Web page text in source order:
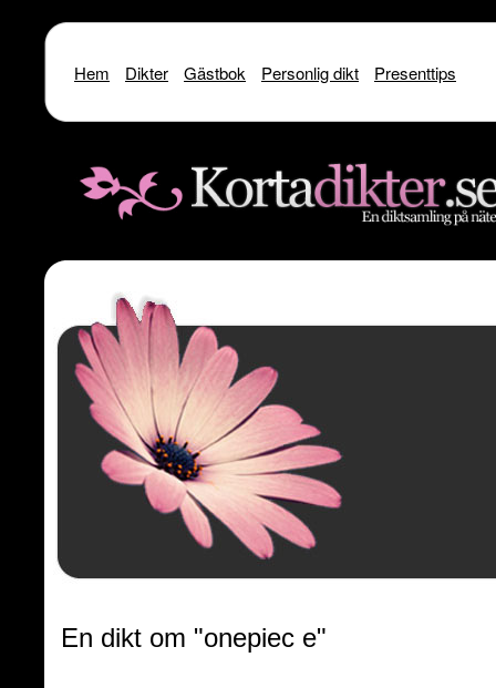
Warning: include() [function.include]: SSL operation failed with code 1. OpenSSL
Warning
Warning
: include(http://www.kortadikter.se/sms/inc.Shoutout.php) [
Warning : include() [ function.include
En dikt om "onepiec e"
Hem Dikter Gästbok Personlig dikt Presenttips